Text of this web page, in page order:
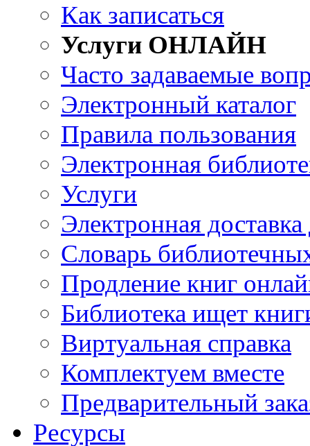
Как записаться
Услуги ОНЛАЙН
Часто задаваемые
Электронный каталог
Правила пользования
Электронная
Услуги
Электронная
Словарь
Продление книг
Библиотека ищет
Виртуальная справка
Комплектуем вместе
Предварительный
Ресурсы